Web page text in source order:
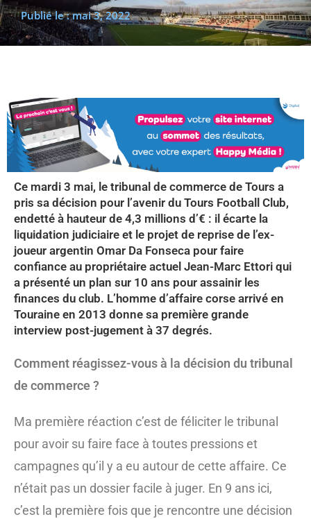
(re)découvrir le CCC OD « On veut mettre le feu à
Publié le : mai 3, 2022
Ce mardi 3 mai, le tribunal de commerce de Tours a
pris sa décision pour l’avenir du Tours Football Club,
endetté à hauteur de 4,3 millions d’€ : il écarte la
liquidation judiciaire et le projet de reprise de l’ex-
joueur argentin Omar Da Fonseca pour faire
confiance au propriétaire actuel Jean-Marc Ettori qui
a présenté un plan sur 10 ans pour assainir les
finances du club. L’homme d’affaire corse arrivé en
Touraine en 2013 donne sa première grande
interview post-jugement à 37 degrés.
Comment réagissez-vous à la décision du tribunal
de commerce ?
Ma première réaction c’est de féliciter le tribunal
pour avoir su faire face à toutes pressions et
campagnes qu’il y a eu autour de cette affaire. Ce
n’était pas un dossier facile à juger. En 9 ans ici,
c’est la première fois que je rencontre une décision